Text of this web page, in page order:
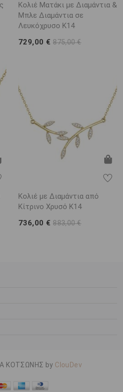
Κολιέ Ματάκι με Διαμάντια &
Μπλε Διαμάντια σε
Λευκόχρυσο Κ14
729,00 €875,00 €
Κολιέ με Διαμάντια από
Κίτρινο Χρυσό K14
736,00 €883,00 €
ΚΟΤΣΩΝΗΣ by ClouDev